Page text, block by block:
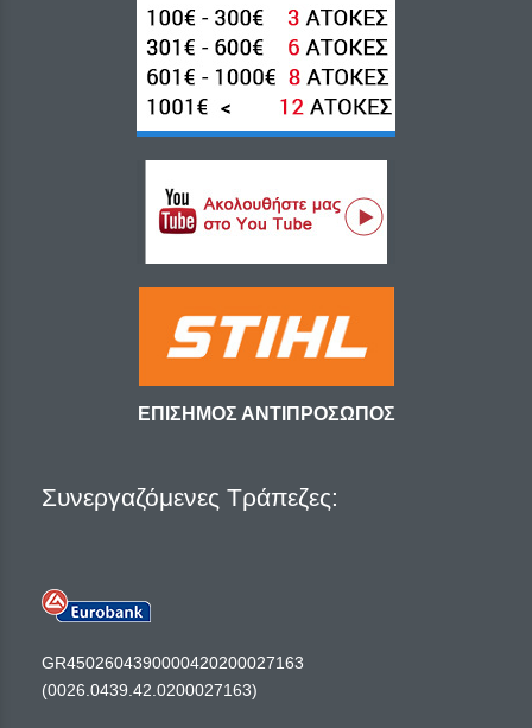
ΕΠΙΣΗΜΟΣ ΑΝΤΙΠΡΟΣΩΠΟΣ
Συνεργαζόμενες Τράπεζες:
GR4502604390000420200027163
(0026.0439.42.0200027163)